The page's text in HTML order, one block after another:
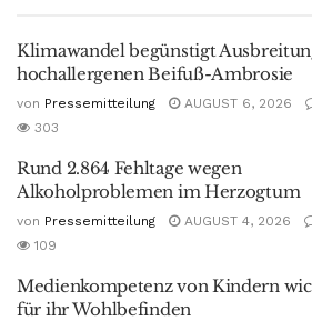
Klimawandel begünstigt
hochallergenen Beifuß-Ambrosie
von Pressemitteilung AUGUST 6, 2026
303
Rund 2.864 Fehltage wegen
Alkoholproblemen im Herzogtum
von Pressemitteilung AUGUST 4, 2026
109
Medienkompetenz von Kindern
für ihr Wohlbefinden